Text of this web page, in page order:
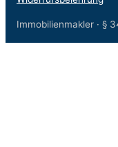
Immobilienmakler · §